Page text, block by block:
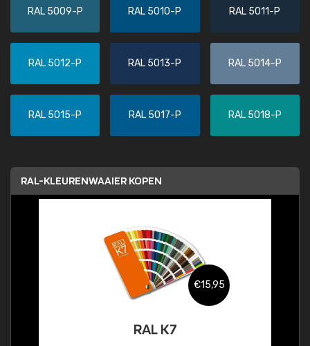
RAL 5009-P RAL 5010-P RAL 5011-P
RAL 5012-P RAL 5013-P RAL 5014-P
RAL 5015-P RAL 5017-P RAL 5018-P
RAL-KLEURENWAAIER KOPEN
€15,95
RAL K7